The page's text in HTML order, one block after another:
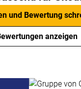
und Bewertung
anzeigen